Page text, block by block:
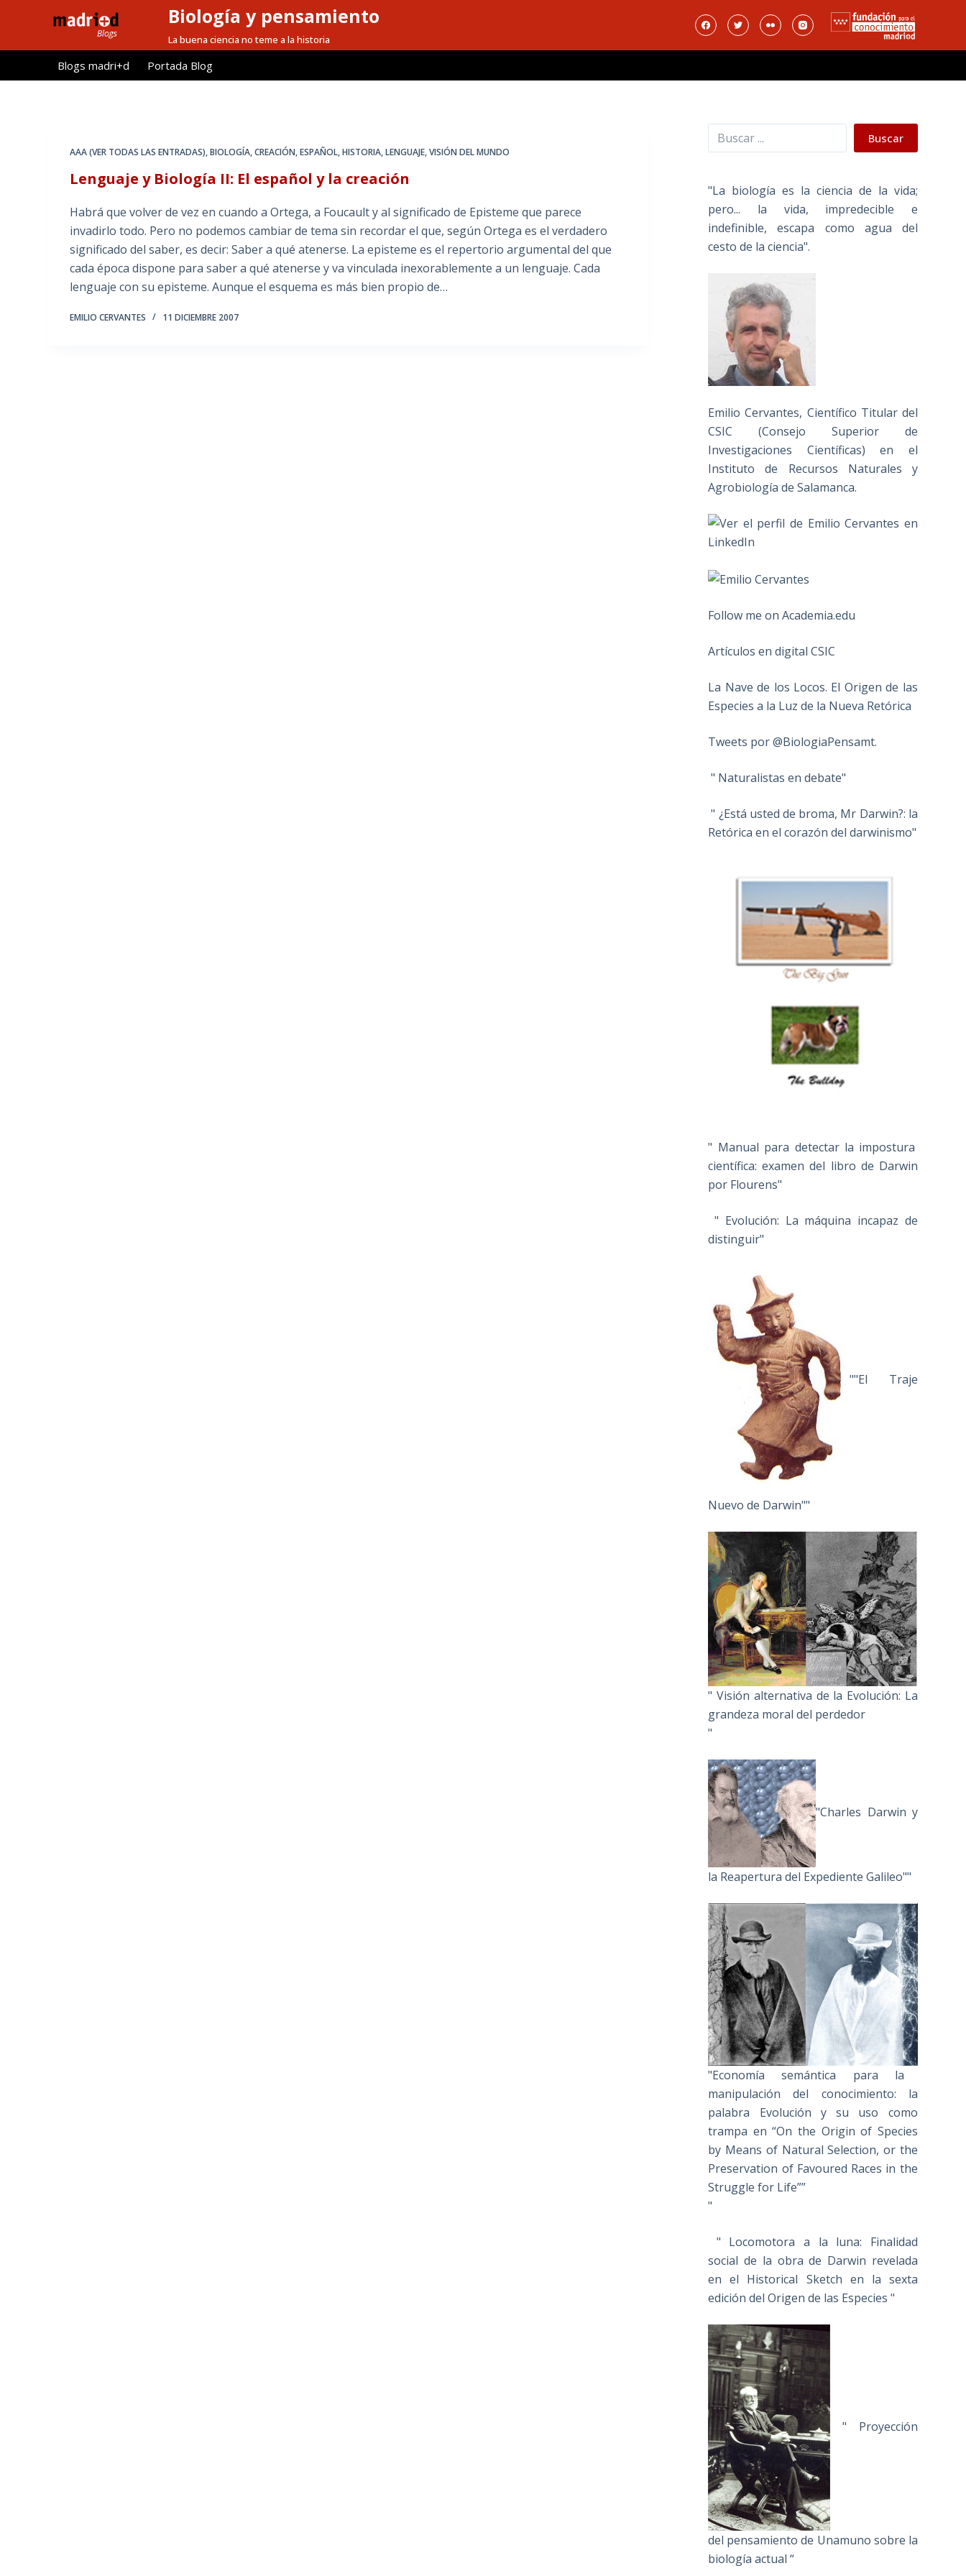
l
Biología y pensamiento
La buena ciencia no teme a la historia
Blogs madri+d Portada Blog
AAA (VER TODAS LAS ENTRADAS),BIOLOGÍA,CREACIÓN,ESPAÑOL,HISTORIA,LENGUAJE,VISIÓN DEL MUNDO
Lenguaje y Biología II: El español y la creación
Habrá que volver de vez en cuando a Ortega, a Foucault y al significado de Episteme que parece
invadirlo todo. Pero no podemos cambiar de tema sin recordar el que, según Ortega es el verdadero
significado del saber, es decir: Saber a qué atenerse. La episteme es el repertorio argumental del que
cada época dispone para saber a qué atenerse y va vinculada inexorablemente a un lenguaje. Cada
lenguaje con su episteme. Aunque el esquema es más bien propio de…
EMILIO CERVANTES 11 DICIEMBRE 2007
Buscar Buscar
"La biología es la ciencia de la vida;
pero... la vida, impredecible e
indefinible, escapa como agua del
cesto de la ciencia".
Emilio Cervantes, Científico Titular del
CSIC (Consejo Superior de
Investigaciones Científicas) en el
Instituto de Recursos Naturales y
Agrobiología de Salamanca.
Follow me on Academia.edu
Artículos en digital CSIC
La Nave de los Locos. El Origen de las
Especies a la Luz de la Nueva Retórica
Tweets por @BiologiaPensamt.
" Naturalistas en debate"
" ¿Está usted de broma, Mr Darwin?: la
Retórica en el corazón del darwinismo"
" Manual para detectar la impostura
científica: examen del libro de Darwin
por Flourens"
" Evolución: La máquina incapaz de
distinguir"
""El Traje
Nuevo de Darwin""
" Visión alternativa de la Evolución: La
grandeza moral del perdedor
"
"Charles Darwin y
la Reapertura del Expediente Galileo""
"Economía semántica para la
manipulación del conocimiento: la
palabra Evolución y su uso como
trampa en “On the Origin of Species
by Means of Natural Selection, or the
Preservation of Favoured Races in the
Struggle for Life””
"
" Locomotora a la luna: Finalidad
social de la obra de Darwin revelada
en el Historical Sketch en la sexta
edición del Origen de las Especies "
" Proyección
del pensamiento de Unamuno sobre la
biología actual “